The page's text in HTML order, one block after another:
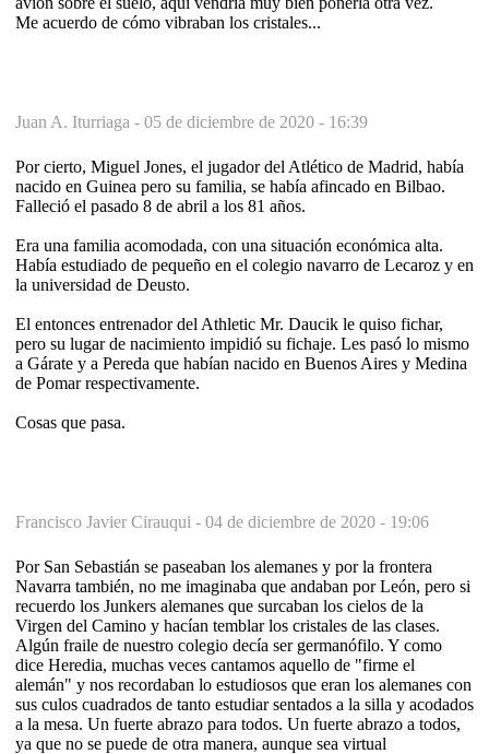
Me acuerdo de cómo vibraban los cristales...
Juan A. Iturriaga - 05 de diciembre de 2020 - 16:39
Por cierto, Miguel Jones, el jugador del Atlético de Madrid, había
nacido en Guinea pero su familia, se había afincado en Bilbao.
Falleció el pasado 8 de abril a los 81 años.
Era una familia acomodada, con una situación económica alta.
Había estudiado de pequeño en el colegio navarro de Lecaroz y en
la universidad de Deusto.
El entonces entrenador del Athletic Mr. Daucik le quiso fichar,
pero su lugar de nacimiento impidió su fichaje. Les pasó lo mismo
a Gárate y a Pereda que habían nacido en Buenos Aires y Medina
de Pomar respectivamente.
Cosas que pasa.
Francisco Javier Cirauqui - 04 de diciembre de 2020 - 19:06
Por San Sebastián se paseaban los alemanes y por la frontera
Navarra también, no me imaginaba que andaban por León, pero si
recuerdo los Junkers alemanes que surcaban los cielos de la
Virgen del Camino y hacían temblar los cristales de las clases.
Algún fraile de nuestro colegio decía ser germanófilo. Y como
dice Heredia, muchas veces cantamos aquello de "firme el
alemán" y nos recordaban lo estudiosos que eran los alemanes con
sus culos cuadrados de tanto estudiar sentados a la silla y acodados
a la mesa. Un fuerte abrazo para todos. Un fuerte abrazo a todos,
ya que no se puede de otra manera, aunque sea virtual